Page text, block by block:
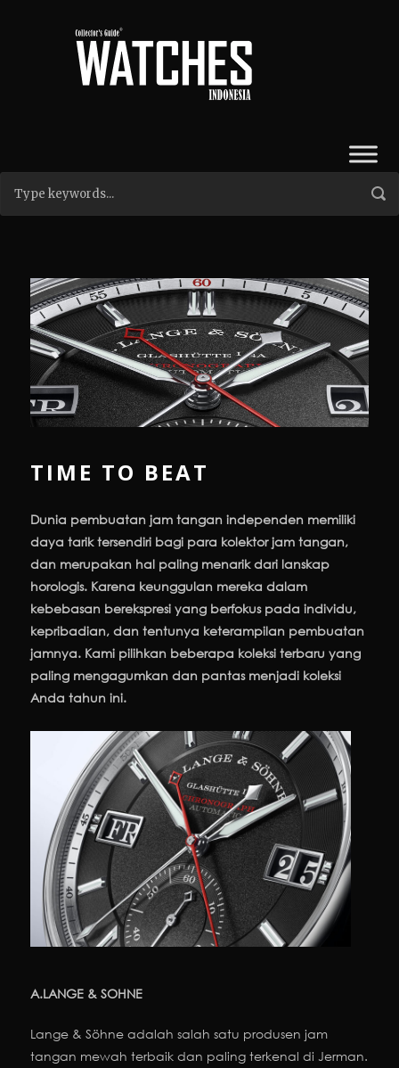
TIME TO BEAT
Dunia pembuatan jam tangan independen memiliki
daya tarik tersendiri bagi para kolektor jam tangan,
dan merupakan hal paling menarik dari lanskap
horologis. Karena keunggulan mereka dalam
kebebasan berekspresi yang berfokus pada individu,
kepribadian, dan tentunya keterampilan pembuatan
jamnya. Kami pilihkan beberapa koleksi terbaru yang
paling mengagumkan dan pantas menjadi koleksi
Anda tahun ini.
A.LANGE & SOHNE
Lange & Söhne adalah salah satu produsen jam
tangan mewah terbaik dan paling terkenal di Jerman.